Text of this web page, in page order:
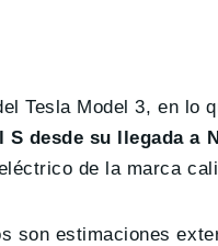
Tesla Model 3, en lo
desde su llegada a
de la marca
son estimaciones